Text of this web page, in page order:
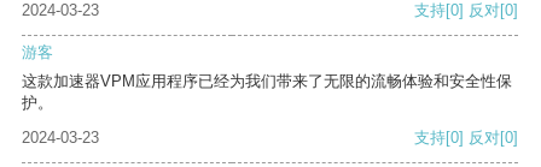
2024-03-23 支持[0] 反对[0]
游客
这款加速器VPM应用程序已经为我们带来了无限的流畅体验和安全性保
护。
2024-03-23
支持[0] 反对[0]